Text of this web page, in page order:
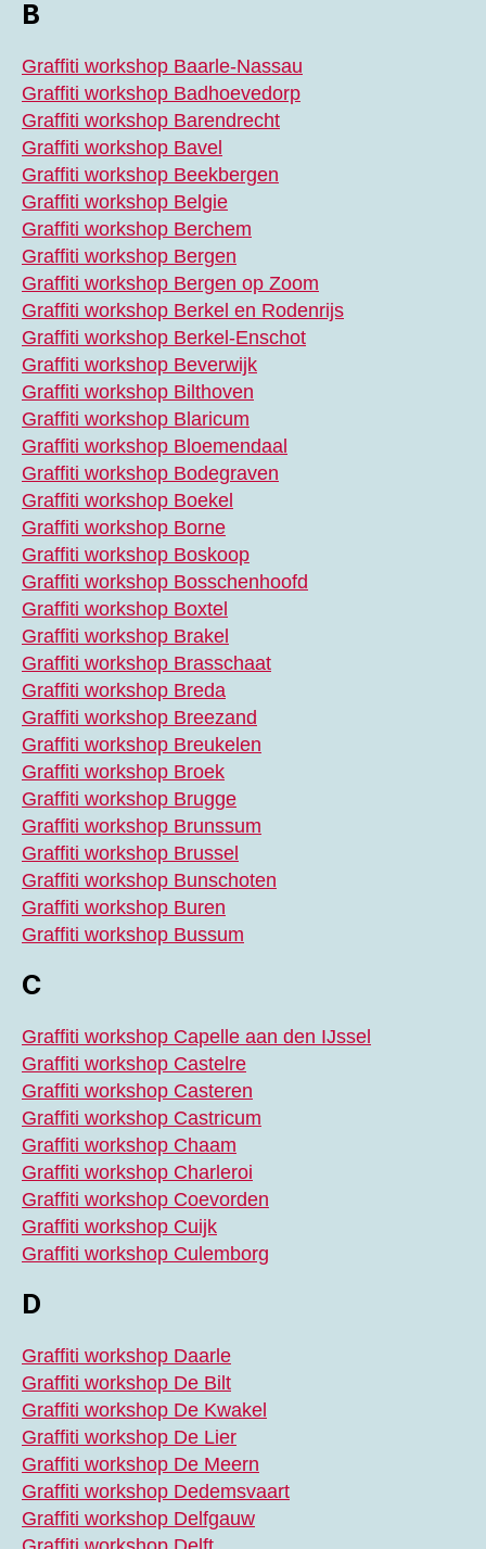
B
Graffiti workshop Baarle-Nassau
Graffiti workshop Badhoevedorp
Graffiti workshop Barendrecht
Graffiti workshop Bavel
Graffiti workshop Beekbergen
Graffiti workshop Belgie
Graffiti workshop Berchem
Graffiti workshop Bergen
Graffiti workshop Bergen op Zoom
Graffiti workshop Berkel en Rodenrijs
Graffiti workshop Berkel-Enschot
Graffiti workshop Beverwijk
Graffiti workshop Bilthoven
Graffiti workshop Blaricum
Graffiti workshop Bloemendaal
Graffiti workshop Bodegraven
Graffiti workshop Boekel
Graffiti workshop Borne
Graffiti workshop Boskoop
Graffiti workshop Bosschenhoofd
Graffiti workshop Boxtel
Graffiti workshop Brakel
Graffiti workshop Brasschaat
Graffiti workshop Breda
Graffiti workshop Breezand
Graffiti workshop Breukelen
Graffiti workshop Broek
Graffiti workshop Brugge
Graffiti workshop Brunssum
Graffiti workshop Brussel
Graffiti workshop Bunschoten
Graffiti workshop Buren
Graffiti workshop Bussum
C
Graffiti workshop Capelle aan den IJssel
Graffiti workshop Castelre
Graffiti workshop Casteren
Graffiti workshop Castricum
Graffiti workshop Chaam
Graffiti workshop Charleroi
Graffiti workshop Coevorden
Graffiti workshop Cuijk
Graffiti workshop Culemborg
D
Graffiti workshop Daarle
Graffiti workshop De Bilt
Graffiti workshop De Kwakel
Graffiti workshop De Lier
Graffiti workshop De Meern
Graffiti workshop Dedemsvaart
Graffiti workshop Delfgauw